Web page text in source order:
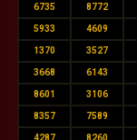
6735 8772
5933 4609
1370 3527
3668 6143
8601 3106
8357 7589
4287 8260